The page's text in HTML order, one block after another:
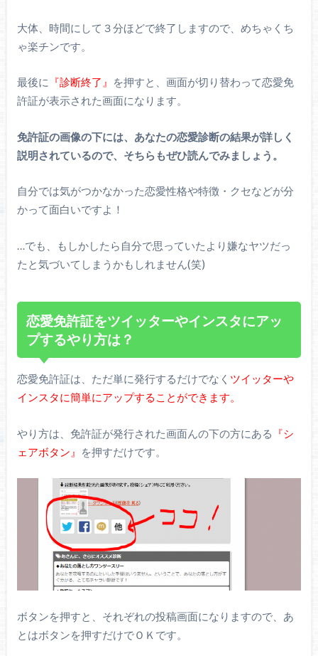
大体、時間にして３分ほどで終了しますので、めちゃくち
ゃ楽チンです。
最後に 『診断終了』
を押すと、画面が切り替わって恋愛免
許証が表示された画面になります。
免許証の画像の下には、あなたの恋愛診断の結果が詳しく
説明されているので、そちらもぜひ読んでみましょう。
自分では気がつかなかった恋愛性格や特徴・クセなどが分
かって面白いですよ！
…でも、もしかしたら自分で思っていたより嫌なヤツだっ
たと気づいてしまうかもしれません(笑)
恋愛免許証をツイッターやインスタにアッ
プするやり方は？
恋愛免許証は、ただ単に発行するだけでなく ツイッターや
インスタに簡単にアップすることができます。
やり方は、免許証が発行された画面んの下の方にある 『シ
ェアボタン』
を押すだけです。
ボタンを押すと、それぞれの投稿画面になりますので、あ
とはボタンを押すだけでＯＫです。